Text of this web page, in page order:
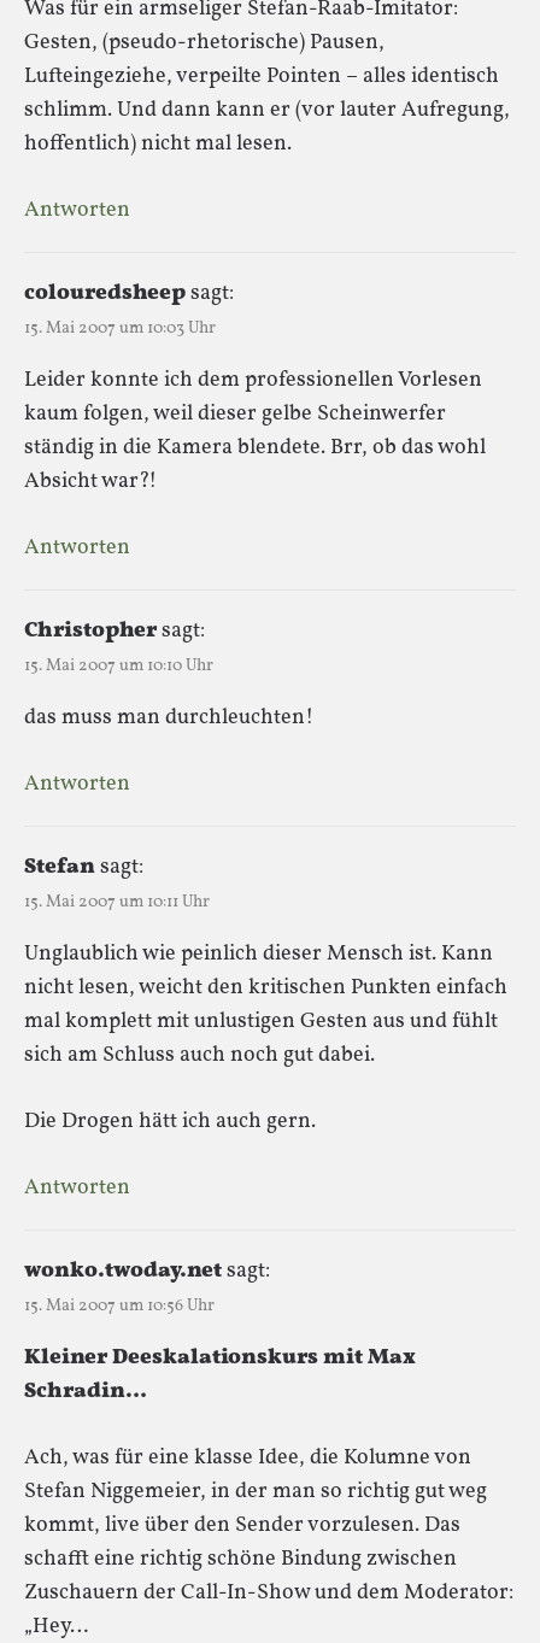
Was für ein armseliger Stefan-Raab-Imitator:
Gesten, (pseudo-rhetorische) Pausen,
Lufteingeziehe, verpeilte Pointen – alles identisch
schlimm. Und dann kann er (vor lauter Aufregung,
hoffentlich) nicht mal lesen.
Antworten
colouredsheepsagt:
15. Mai 2007 um 10:03 Uhr
Leider konnte ich dem professionellen Vorlesen
kaum folgen, weil dieser gelbe Scheinwerfer
ständig in die Kamera blendete. Brr, ob das wohl
Absicht war?!
Antworten
Christophersagt:
15. Mai 2007 um 10:10 Uhr
das muss man durchleuchten!
Antworten
Stefansagt:
15. Mai 2007 um 10:11 Uhr
Unglaublich wie peinlich dieser Mensch ist. Kann
nicht lesen, weicht den kritischen Punkten einfach
mal komplett mit unlustigen Gesten aus und fühlt
sich am Schluss auch noch gut dabei.
Die Drogen hätt ich auch gern.
Antworten
wonko.twoday.netsagt:
15. Mai 2007 um 10:56 Uhr
Kleiner Deeskalationskurs mit Max
Schradin…
Ach, was für eine klasse Idee, die Kolumne von
Stefan Niggemeier, in der man so richtig gut weg
kommt, live über den Sender vorzulesen. Das
schafft eine richtig schöne Bindung zwischen
Zuschauern der Call-In-Show und dem Moderator:
„Hey…